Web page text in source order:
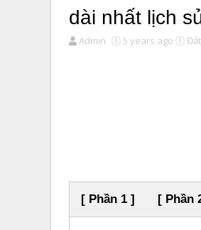
dài nhất lịch
Admin 5 years ago
[ Phần 1 ] [ Phần